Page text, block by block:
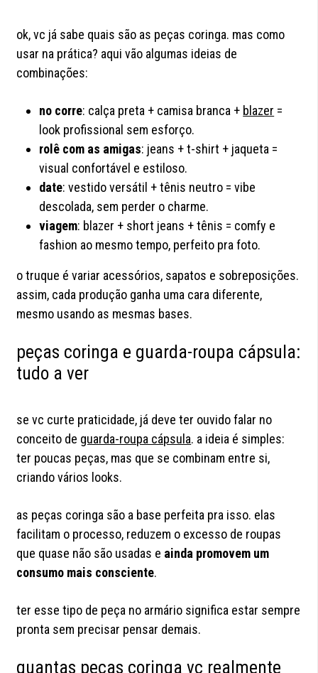
ok, vc já sabe quais são as peças coringa. mas como
usar na prática? aqui vão algumas ideias de
combinações:
no corre: calça preta + camisa branca + blazer =
look profissional sem esforço.
rolê com as amigas: jeans + t-shirt + jaqueta =
visual confortável e estiloso.
date: vestido versátil + tênis neutro = vibe
descolada, sem perder o charme.
viagem: blazer + short jeans + tênis = comfy e
fashion ao mesmo tempo, perfeito pra foto.
o truque é variar acessórios, sapatos e sobreposições.
assim, cada produção ganha uma cara diferente,
mesmo usando as mesmas bases.
peças coringa e guarda-roupa cápsula:
tudo a ver
se vc curte praticidade, já deve ter ouvido falar no
conceito de guarda-roupa cápsula. a ideia é simples:
ter poucas peças, mas que se combinam entre si,
criando vários looks.
as peças coringa são a base perfeita pra isso. elas
facilitam o processo, reduzem o excesso de roupas
que quase não são usadas e ainda promovem um
consumo mais consciente.
ter esse tipo de peça no armário significa estar sempre
pronta sem precisar pensar demais.
quantas peças coringa vc realmente